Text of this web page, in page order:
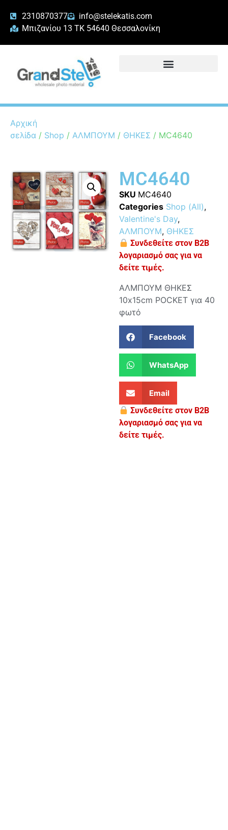
2310870377
info@stelekatis.com
Μπιζανίου 13 ΤΚ 54640 Θεσσαλονίκη
Αρχική
σελίδα / Shop / ΑΛΜΠΟΥΜ / ΘΗΚΕΣ / MC4640
MC4640
SKU MC4640
Categories Shop (All),
Valentine's Day,
ΑΛΜΠΟΥΜ, ΘΗΚΕΣ
Συνδεθείτε στον B2B
λογαριασμό σας για να
δείτε τιμές.
ΑΛΜΠΟΥΜ ΘΗΚΕΣ
10x15cm POCKET για 40
φωτό
Facebook
WhatsApp
Email
Συνδεθείτε στον B2B
λογαριασμό σας για να
δείτε τιμές.